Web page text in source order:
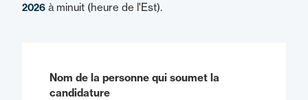
2026 à minuit (heure de l'Est).
Nom de la personne qui soumet la
candidature